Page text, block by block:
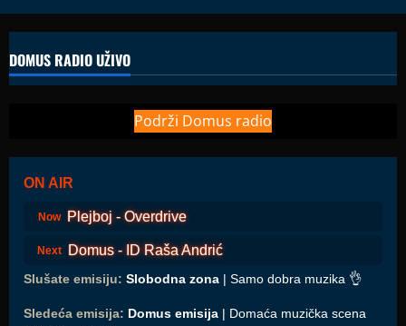
DOMUS RADIO UŽIVO
Podrži Domus radio
ON AIR
Now Plejboj - Overdrive
Next Domus - ID Raša Andrić
Slušate emisiju: Slobodna zona | Samo dobra muzika 👌
Sledeća emisija: Domus emisija | Domaća muzička scena